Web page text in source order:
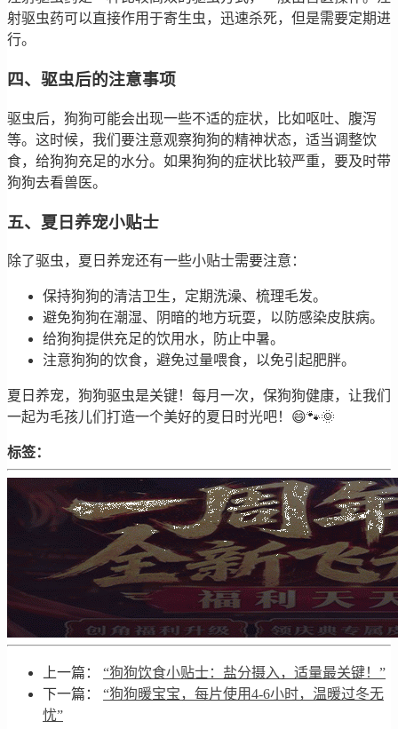
射驱虫药可以直接作用于寄生虫，迅速杀死，但是需要定期进
行。
四、驱虫后的注意事项
驱虫后，狗狗可能会出现一些不适的症状，比如呕吐、腹泻
等。这时候，我们要注意观察狗狗的精神状态，适当调整饮
食，给狗狗充足的水分。如果狗狗的症状比较严重，要及时带
狗狗去看兽医。
五、夏日养宠小贴士
除了驱虫，夏日养宠还有一些小贴士需要注意：
保持狗狗的清洁卫生，定期洗澡、梳理毛发。
避免狗狗在潮湿、阴暗的地方玩耍，以防感染皮肤病。
给狗狗提供充足的饮用水，防止中暑。
注意狗狗的饮食，避免过量喂食，以免引起肥胖。
夏日养宠，狗狗驱虫是关键！每月一次，保狗狗健康，让我们
一起为毛孩儿们打造一个美好的夏日时光吧！😄🐾🌞
标签：
上一篇： “狗狗饮食小贴士：盐分摄入，适量最关键！”
下一篇： “狗狗暖宝宝，每片使用4-6小时，温暖过冬无
忧”